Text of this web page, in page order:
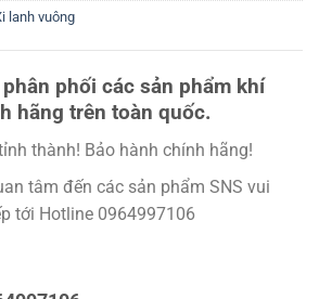
lanh vuông
phối các sản phẩm khí
hãng trên toàn quốc.
thành! Bảo hành chính hãng!
tâm đến các sản phẩm SNS vui
tới Hotline 0964997106